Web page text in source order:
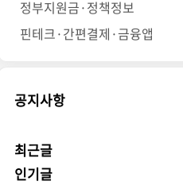
정부지원금·정책정보
핀테크·간편결제·금융앱
공지사항
최근글
인기글